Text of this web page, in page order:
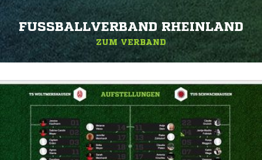
FUSSBALLVERBAND RHEINLAND
ZUM VERBAND